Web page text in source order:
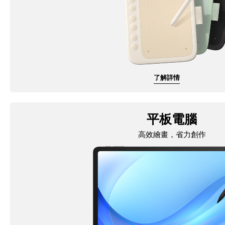
了解詳情
平板電腦
高效繪畫，省力創作